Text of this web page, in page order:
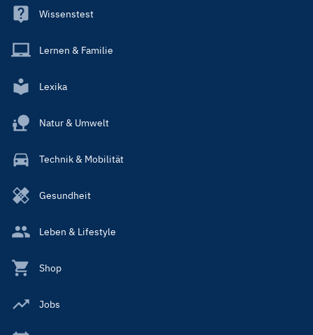
Wissenstest
Lernen & Familie
Lexika
Natur & Umwelt
Technik & Mobilität
Gesundheit
Leben & Lifestyle
Shop
Jobs